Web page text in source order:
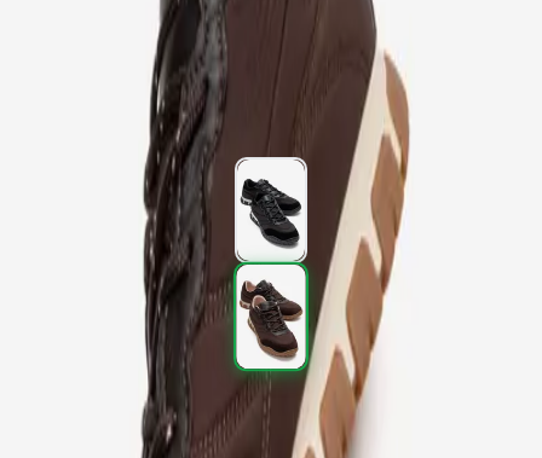
Aynı gün kargo
2.397,00 TL 3.995,00 TL
2.397,00 TL
40
39 40